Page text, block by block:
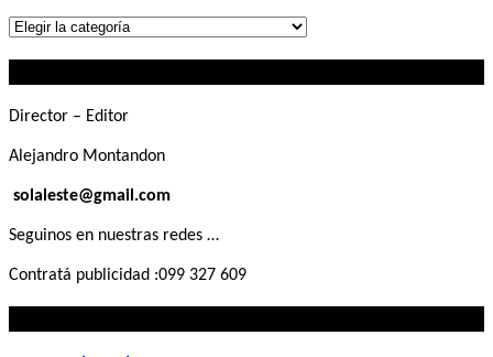
Lo
Director – Editor
Alejandro Montandon
solaleste@gmail.com
Seguinos en nuestras redes …
Contratá publicidad :099 327 609